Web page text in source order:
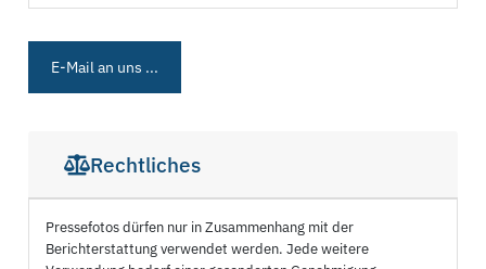
E-Mail an uns ...
Rechtliches
Pressefotos dürfen nur in Zusammenhang mit der
Berichterstattung verwendet werden. Jede weitere